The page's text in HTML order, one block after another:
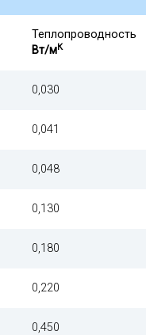
Теплопроводность
Вт/мК
0,030
0,041
0,048
0,130
0,180
0,220
0,450